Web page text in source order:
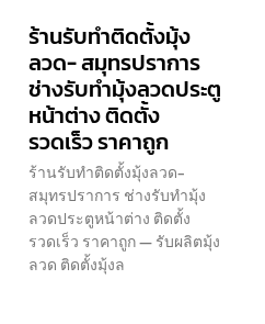
ร้านรับทำติดตั้งมุ้ง
ลวด- สมุทรปราการ
ช่างรับทำมุ้งลวดประตู
หน้าต่าง ติดตั้ง
รวดเร็ว ราคาถูก
ร้านรับทำติดตั้งมุ้งลวด-
สมุทรปราการ ช่างรับทำมุ้ง
ลวดประตูหน้าต่าง ติดตั้ง
รวดเร็ว ราคาถูก — รับผลิตมุ้ง
ลวด ติดตั้งมุ้งล